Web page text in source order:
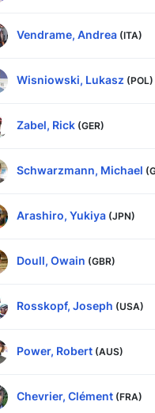
Vendrame, Andrea (ITA)
Wisniowski, Lukasz (POL)
Zabel, Rick (GER)
Schwarzmann, Michael
Arashiro, Yukiya (JPN)
Doull, Owain (GBR)
Rosskopf, Joseph (USA)
Power, Robert (AUS)
Chevrier, Clément (FRA)